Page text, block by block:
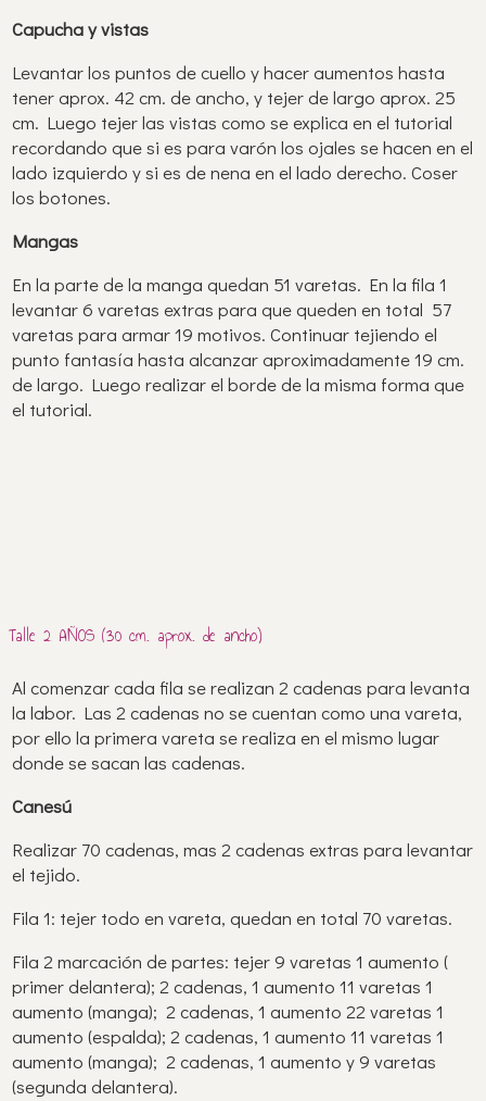
Capucha y vistas
Levantar los puntos de cuello y hacer aumentos hasta
tener aprox. 42 cm. de ancho, y tejer de largo aprox. 25
cm. Luego tejer las vistas como se explica en el tutorial
recordando que si es para varón los ojales se hacen en el
lado izquierdo y si es de nena en el lado derecho. Coser
los botones.
Mangas
En la parte de la manga quedan 51 varetas. En la fila 1
levantar 6 varetas extras para que queden en total 57
varetas para armar 19 motivos. Continuar tejiendo el
punto fantasía hasta alcanzar aproximadamente 19 cm.
de largo. Luego realizar el borde de la misma forma que
el tutorial.
Talle 2 AÑOS (30 cm. aprox. de ancho)
Al comenzar cada fila se realizan 2 cadenas para levanta
la labor. Las 2 cadenas no se cuentan como una vareta,
por ello la primera vareta se realiza en el mismo lugar
donde se sacan las cadenas.
Canesú
Realizar 70 cadenas, mas 2 cadenas extras para levantar
el tejido.
Fila 1: tejer todo en vareta, quedan en total 70 varetas.
Fila 2 marcación de partes: tejer 9 varetas 1 aumento (
primer delantera); 2 cadenas, 1 aumento 11 varetas 1
aumento (manga); 2 cadenas, 1 aumento 22 varetas 1
aumento (espalda); 2 cadenas, 1 aumento 11 varetas 1
aumento (manga); 2 cadenas, 1 aumento y 9 varetas
(segunda delantera).